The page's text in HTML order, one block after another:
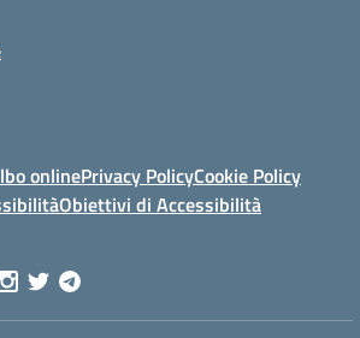
onlinePrivacy PolicyCookie Policy
Obiettivi di Accessibilità